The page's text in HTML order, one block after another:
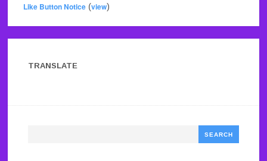
Like Button Notice(view)
TRANSLATE